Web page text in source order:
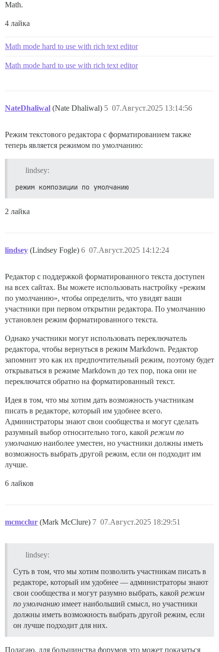
Math.
4 лайка
Math mode hard to use with rich text editor
Math mode hard to use with rich text editor
NateDhaliwal (Nate Dhaliwal) 07.Август.2025 13:14:56
5
Режим текстового редактора с форматированием также
теперь является режимом по умолчанию:
lindsey:
режим композиции по умолчанию
2 лайка
lindsey (Lindsey Fogle) 07.Август.2025 14:12:24
6
Редактор с поддержкой форматированного текста доступен
на всех сайтах. Вы можете использовать настройку «режим
по умолчанию», чтобы определить, что увидят ваши
участники при первом открытии редактора. По умолчанию
установлен режим форматированного текста.
Однако участники могут использовать переключатель
редактора, чтобы вернуться в режим Markdown. Редактор
запомнит это как их предпочтительный режим, поэтому будет
открываться в режиме Markdown до тех пор, пока они не
переключатся обратно на форматированный текст.
Идея в том, что мы хотим дать возможность участникам
писать в редакторе, который им удобнее всего.
Администраторы знают свои сообщества и могут сделать
разумный выбор относительно того, какой режим по
умолчанию наиболее уместен, но участники должны иметь
возможность выбрать другой режим, если он подходит им
лучше.
6 лайков
mcmcclur (Mark McClure) 07.Август.2025 18:29:51
7
lindsey:
Суть в том, что мы хотим позволить участникам писать в
редакторе, который им удобнее — администраторы знают
свои сообщества и могут разумно выбрать, какой режим
по умолчанию имеет наибольший смысл, но участники
должны иметь возможность выбрать другой режим, если
он лучше подходит для них.
Полагаю, для большинства форумов это может показаться